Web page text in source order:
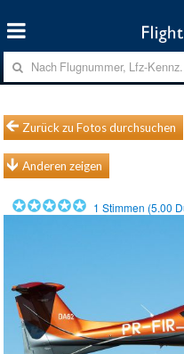
Zurück zu Fotos durchsuchen
Anderen zeigen
1 Stimmen (5.00